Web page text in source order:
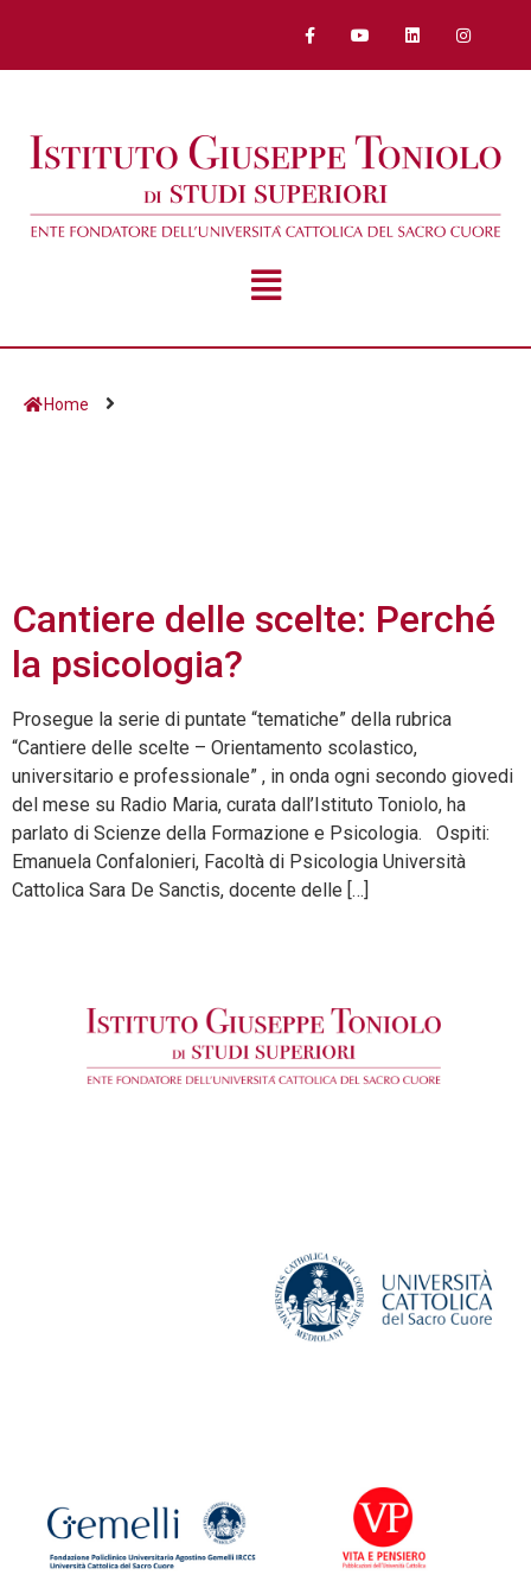
Home
Cantiere delle scelte: Perché
la psicologia?
Prosegue la serie di puntate “tematiche” della rubrica
“Cantiere delle scelte – Orientamento scolastico,
universitario e professionale” , in onda ogni secondo giovedi
del mese su Radio Maria, curata dall’Istituto Toniolo, ha
parlato di Scienze della Formazione e Psicologia. Ospiti:
Emanuela Confalonieri, Facoltà di Psicologia Università
Cattolica Sara De Sanctis, docente delle […]